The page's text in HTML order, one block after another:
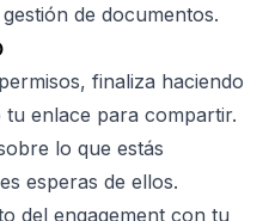
de documentos.
finaliza haciendo
enlace para compartir.
lo que estás
esperas de ellos.
del engagement con tu